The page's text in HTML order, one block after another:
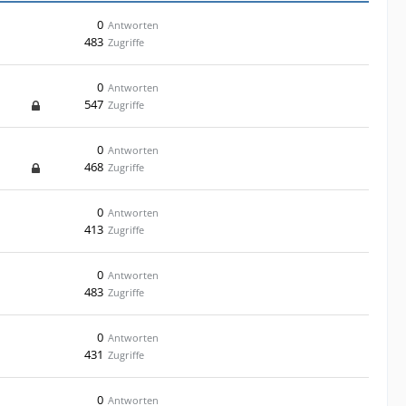
Antworten
0
Zugriffe
483
Antworten
0
Zugriffe
547
Antworten
0
Zugriffe
468
Antworten
0
Zugriffe
413
Antworten
0
Zugriffe
483
Antworten
0
Zugriffe
431
Antworten
0